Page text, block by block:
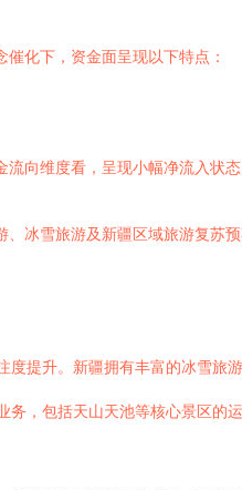
化下，资金面呈现以下特点：
向维度看，呈现小幅净流入状态
冰雪旅游及新疆区域旅游复苏
度提升。新疆拥有丰富的冰雪旅
务，包括天山天池等核心景区